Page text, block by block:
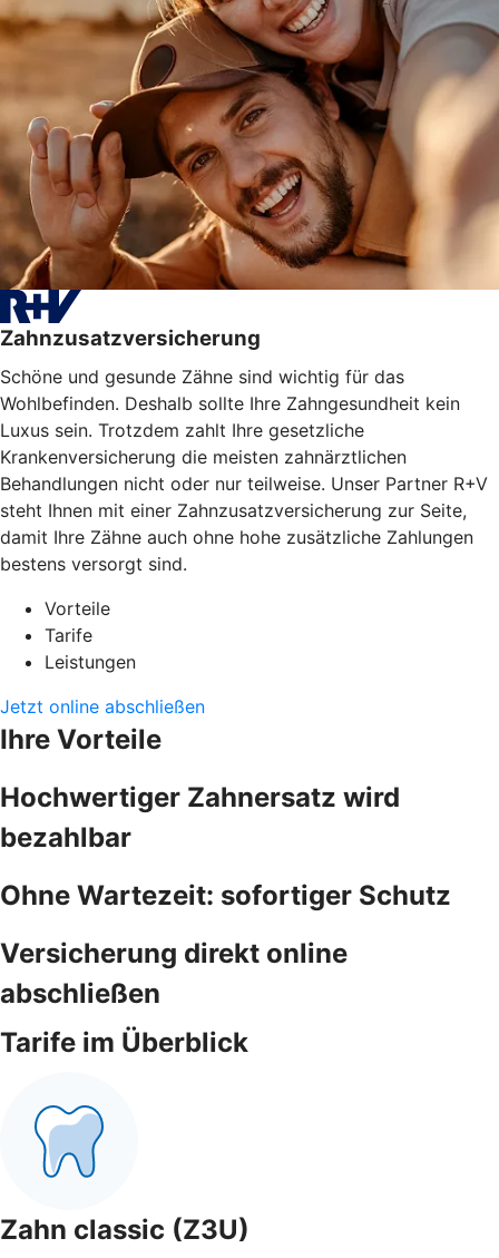
Zahnzusatzversicherung
Schöne und gesunde Zähne sind wichtig für das
Wohlbefinden. Deshalb sollte Ihre Zahngesundheit kein
Luxus sein. Trotzdem zahlt Ihre gesetzliche
Krankenversicherung die meisten zahnärztlichen
Behandlungen nicht oder nur teilweise. Unser Partner R+V
steht Ihnen mit einer Zahnzusatzversicherung zur Seite,
damit Ihre Zähne auch ohne hohe zusätzliche Zahlungen
bestens versorgt sind.
Vorteile
Tarife
Leistungen
Jetzt online abschließen
Ihre Vorteile
Hochwertiger Zahnersatz wird
bezahlbar
Ohne Wartezeit: sofortiger Schutz
Versicherung direkt online
abschließen
Tarife im Überblick
Zahn classic (Z3U)